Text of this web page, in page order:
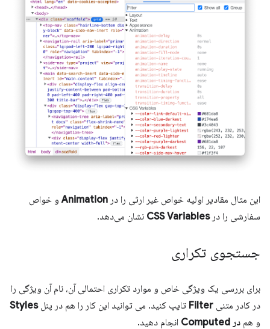
این مثال مقادیر اولیه خواص غیر ارثی را در Animationو خواص
سفارشی را درCSS Variables نشان می‌دهد.
جستجوی تکراری
برای بررسی یک ویژگی خاص و موارد تکراری احتمالی آن، نام آن ویژگی را
در کادر متنی Filter تایپ کنید. می توانید این کار را هم در پنلStyles
و هم در Computed انجام دهید.